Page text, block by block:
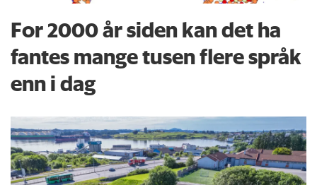
For 2000 år siden kan det ha
fantes mange tusen flere språk
enn i dag